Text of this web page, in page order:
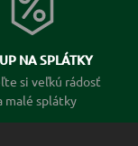
NA SPLÁTKY
si veľkú rádosť
malé splátky